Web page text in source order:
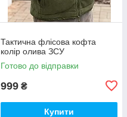
Тактична флісова кофта
колір олива ЗСУ
Готово до відправки
999 ₴
Купити